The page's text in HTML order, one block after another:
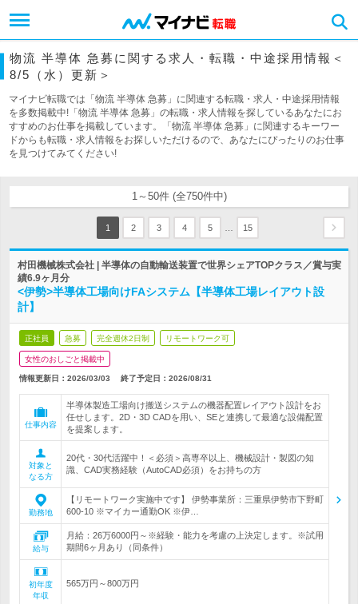
物流 半導体 急募に関する求人・転職・中途採用情報＜
8/5（水）更新＞
マイナビ転職では「物流 半導体 急募」に関連する転職・求人・中途採用情報
を多数掲載中!「物流 半導体 急募」の転職・求人情報を探しているあなたにお
すすめのお仕事を掲載しています。「物流 半導体 急募」に関連するキーワー
ドからも転職・求人情報をお探しいただけるので、あなたにぴったりのお仕事
を見つけてみてください!
1～50件 (全750件中)
1 2 3 4 5 15
村田機械株式会社 | 半導体の自動輸送装置で世界シェアTOPクラス／賞与実
績6.9ヶ月分
<伊勢>半導体工場向けFAシステム【半導体工場レイアウト設
計】
正社員 急募 完全週休2日制 リモートワーク可
女性のおしごと掲載中
情報更新日：2026/03/03 終了予定日： 2026/08/31
仕事内容
半導体製造工場向け搬送システムの機器配置レイアウト設計をお
任せします。2D・3D CADを用い、SEと連携して最適な設備配置
を提案します。
対象と
なる方
20代・30代活躍中！＜必須＞高専卒以上、機械設計・製図の知
識、CAD実務経験（AutoCAD必須）をお持ちの方
勤務地
【リモートワーク実施中です】 伊勢事業所：三重県伊勢市下野町
600-10 ※マイカー通勤OK ※伊…
給与
月給：26万6000円～※経験・能力を考慮の上決定します。※試用
期間6ヶ月あり（同条件）
初年度
年収
565万円～800万円